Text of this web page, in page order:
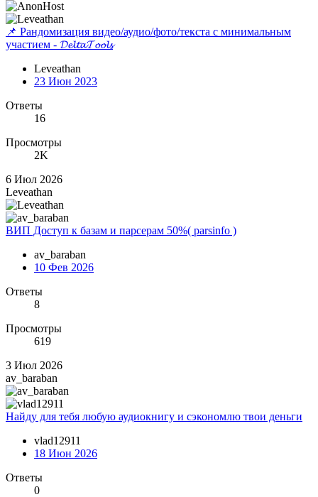
📌 Рандомизация видео/аудио/фото/текста с минимальным
участием - 𝓓𝓮𝓵𝓽𝓪𝓣𝓸𝓸𝓵𝓼
Leveathan
23 Июн 2023
Ответы
16
Просмотры
2K
6 Июл 2026
Leveathan
ВИП Доступ к базам и парсерам 50%( parsinfo )
av_baraban
10 Фев 2026
Ответы
8
Просмотры
619
3 Июл 2026
av_baraban
Найду для тебя любую аудиокнигу и сэкономлю твои деньги
vlad12911
18 Июн 2026
Ответы
0